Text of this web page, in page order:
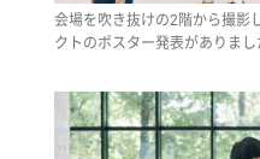
会場を吹き抜けの2階から撮影
クトのポスター発表がありまし